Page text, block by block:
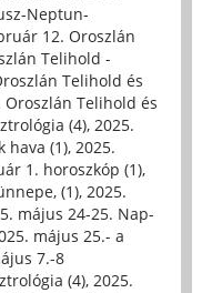
Neptun-
12. Oroszlán
Telihold -
Telihold és
Telihold és
(4), 2025.
hava (1), 2025.
1. horoszkóp (1),
(1), 2025.
május 24-25. Nap-
május 25.- a
7.-8
(4), 2025.